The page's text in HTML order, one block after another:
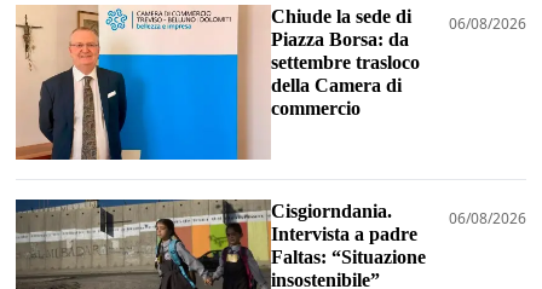
Chiude la sede di
Piazza Borsa: da
settembre trasloco
della Camera di
commercio
06/08/2026
Cisgiorndania.
Intervista a padre
Faltas: “Situazione
insostenibile”
06/08/2026